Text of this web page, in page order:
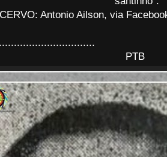
Antonio Ailson, via
PTB